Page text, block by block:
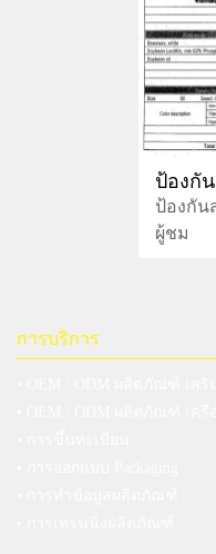
ป้องกั
ป้องกัน
ผู้ชม
การบริการ